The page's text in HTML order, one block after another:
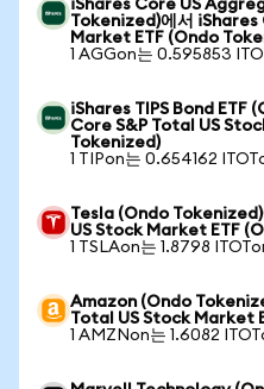
iShares Core US
Tokenized)에서
Market ETF (Ondo
1 AGGon는 0.595853
iShares TIPS Bond ETF
Core S&P Total US
Tokenized)
1 TIPon는 0.654162
Tesla (Ondo
US Stock Market ETF
1 TSLAon는 1.8798
Amazon (Ondo
Total US Stock Market
1 AMZNon는 1.6082